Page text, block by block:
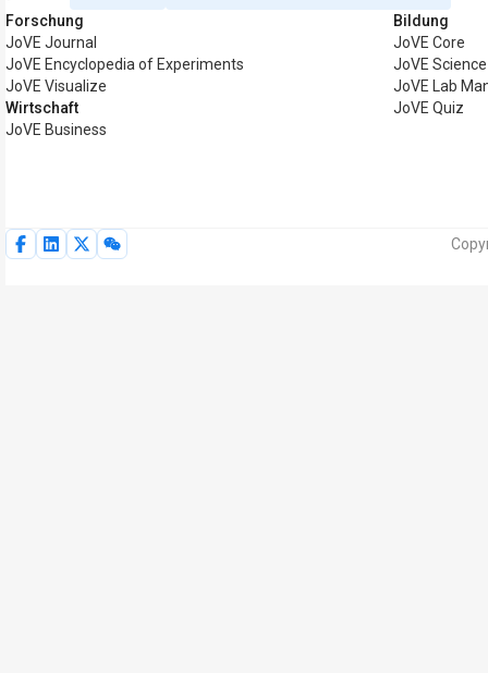
Forschung
JoVE Journal
JoVE Encyclopedia of Experiments
JoVE Visualize
Wirtschaft
JoVE Business
Bildung
JoVE Core
JoVE
JoVE Lab
JoVE Quiz